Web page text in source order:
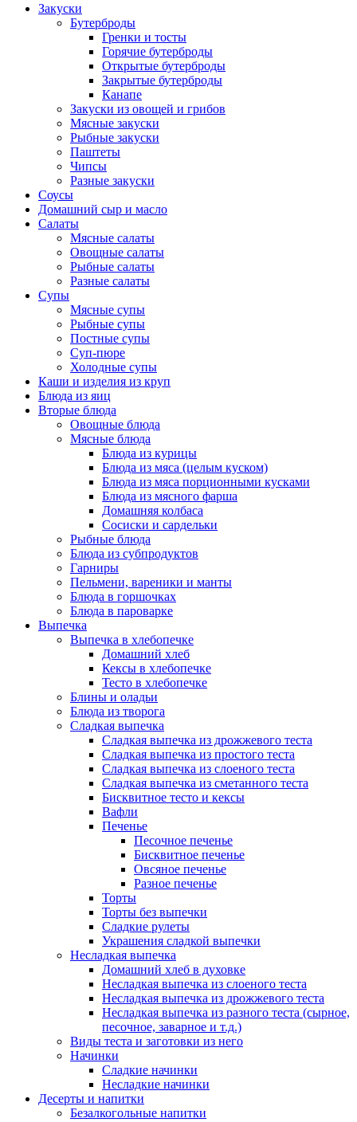
Закуски
Бутерброды
Гренки и тосты
Горячие бутерброды
Открытые бутерброды
Закрытые бутерброды
Канапе
Закуски из овощей и грибов
Мясные закуски
Рыбные закуски
Паштеты
Чипсы
Разные закуски
Соусы
Домашний сыр и масло
Салаты
Мясные салаты
Овощные салаты
Рыбные салаты
Разные салаты
Супы
Мясные супы
Рыбные супы
Постные супы
Суп-пюре
Холодные супы
Каши и изделия из круп
Блюда из яиц
Вторые блюда
Овощные блюда
Мясные блюда
Блюда из курицы
Блюда из мяса (целым куском)
Блюда из мяса порционными кусками
Блюда из мясного фарша
Домашняя колбаса
Сосиски и сардельки
Рыбные блюда
Блюда из субпродуктов
Гарниры
Пельмени, вареники и манты
Блюда в горшочках
Блюда в пароварке
Выпечка
Выпечка в хлебопечке
Домашний хлеб
Кексы в хлебопечке
Тесто в хлебопечке
Блины и оладьи
Блюда из творога
Сладкая выпечка
Сладкая выпечка из дрожжевого теста
Сладкая выпечка из простого теста
Сладкая выпечка из слоеного теста
Сладкая выпечка из сметанного теста
Бисквитное тесто и кексы
Вафли
Печенье
Песочное печенье
Бисквитное печенье
Овсяное печенье
Разное печенье
Торты
Торты без выпечки
Сладкие рулеты
Украшения сладкой выпечки
Несладкая выпечка
Домашний хлеб в духовке
Несладкая выпечка из слоеного теста
Несладкая выпечка из дрожжевого теста
Несладкая выпечка из разного теста (сырное,
песочное, заварное и т.д.)
Виды теста и заготовки из него
Начинки
Сладкие начинки
Несладкие начинки
Десерты и напитки
Безалкогольные напитки